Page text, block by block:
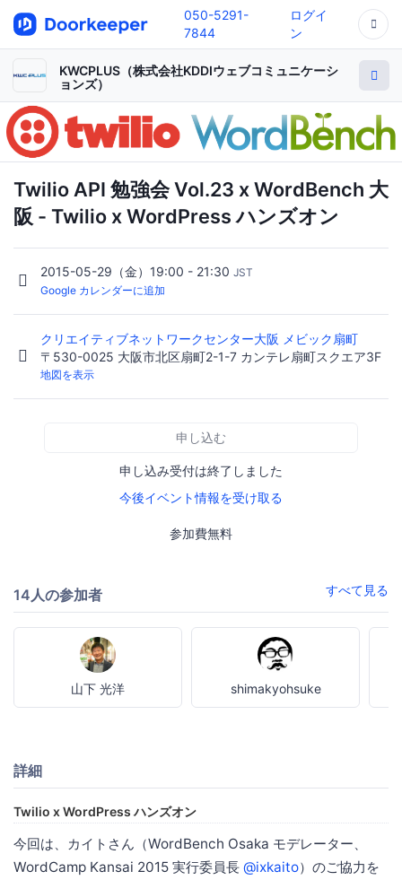
050-5291-
7844
ログイ
ン
KWCPLUS（株式会社KDDIウェブコミュニケーシ
ョンズ）
Twilio API 勉強会 Vol.23 x WordBench 大
阪 - Twilio x WordPress ハンズオン
2015-05-29（金）19:00 - 21:30 JST
Google カレンダーに追加
クリエイティブネットワークセンター大阪 メビック扇町
〒530-0025 大阪市北区扇町2-1-7 カンテレ扇町スクエア3F
地図を表示
申し込む
申し込み受付は終了しました
今後イベント情報を受け取る
参加費無料
14人の参加者 すべて見る
山下 光洋 shimakyohsuke
詳細
Twilio x WordPress ハンズオン
今回は、カイトさん（WordBench Osaka モデレーター、
WordCamp Kansai 2015 実行委員長 @ixkaito）のご協力を